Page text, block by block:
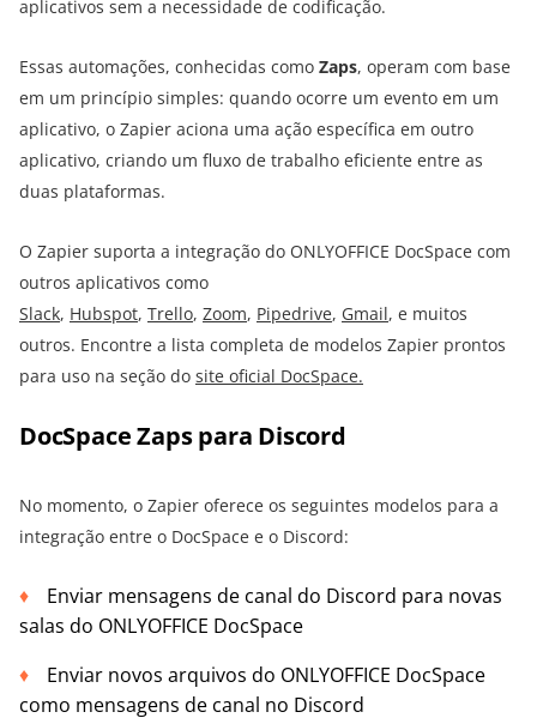
aplicativos sem a necessidade de codificação.
Essas automações, conhecidas como Zaps, operam com base
em um princípio simples: quando ocorre um evento em um
aplicativo, o Zapier aciona uma ação específica em outro
aplicativo, criando um fluxo de trabalho eficiente entre as
duas plataformas.
O Zapier suporta a integração do ONLYOFFICE DocSpace com
outros aplicativos como
Slack, Hubspot, Trello, Zoom, Pipedrive, Gmail, e muitos
outros. Encontre a lista completa de modelos Zapier prontos
para uso na seção do site oficial DocSpace.
DocSpace Zaps para Discord
No momento, o Zapier oferece os seguintes modelos para a
integração entre o DocSpace e o Discord:
Enviar mensagens de canal do Discord para novas
salas do ONLYOFFICE DocSpace
Enviar novos arquivos do ONLYOFFICE DocSpace
como mensagens de canal no Discord